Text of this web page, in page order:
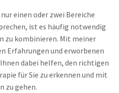
einen oder zwei Bereiche
ist es häufig notwendig
zu kombinieren. Mit meiner
Erfahrungen und erworbenen
dabei helfen, den richtigen
für Sie zu erkennen und mit
zu gehen.